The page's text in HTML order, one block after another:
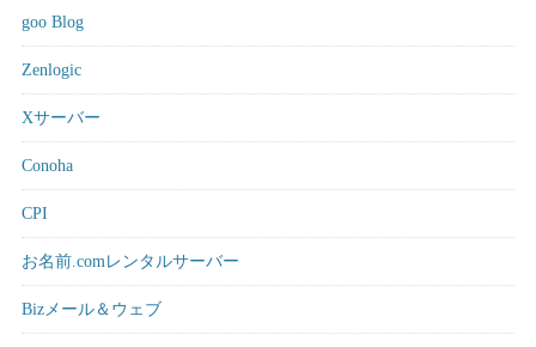
goo Blog
Zenlogic
Xサーバー
Conoha
CPI
お名前.comレンタルサーバー
Bizメール＆ウェブ